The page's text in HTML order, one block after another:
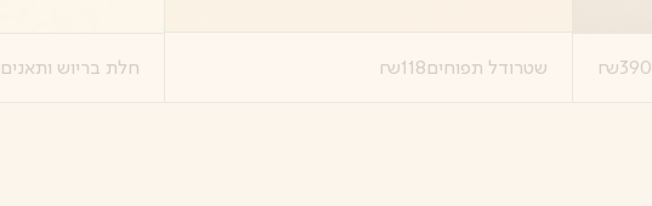
390
₪ שטרודל תפוחים118
₪ חלת בריוש ותאנים